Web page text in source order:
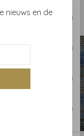
BACK TO HOME
nieuws en de